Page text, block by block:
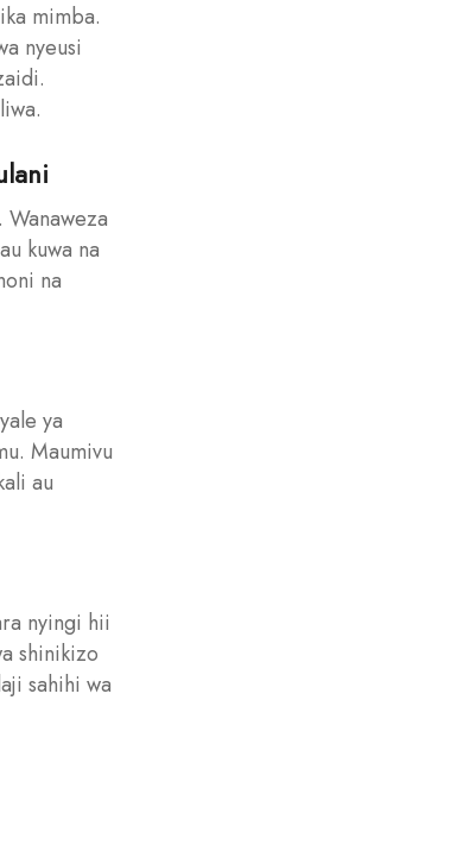
mimba.
nyeusi
kuwa na
na
ya
Maumivu
au
nyingi hii
shinikizo
sahihi wa